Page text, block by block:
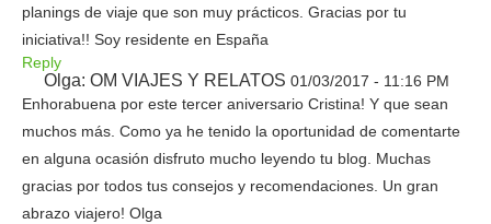
planings de viaje que son muy prácticos. Gracias por tu
iniciativa!! Soy residente en España
Reply
Olga: OM VIAJES Y RELATOS 01/03/2017 - 11:16 PM
Enhorabuena por este tercer aniversario Cristina! Y que sean
muchos más. Como ya he tenido la oportunidad de comentarte
en alguna ocasión disfruto mucho leyendo tu blog. Muchas
gracias por todos tus consejos y recomendaciones. Un gran
abrazo viajero! Olga